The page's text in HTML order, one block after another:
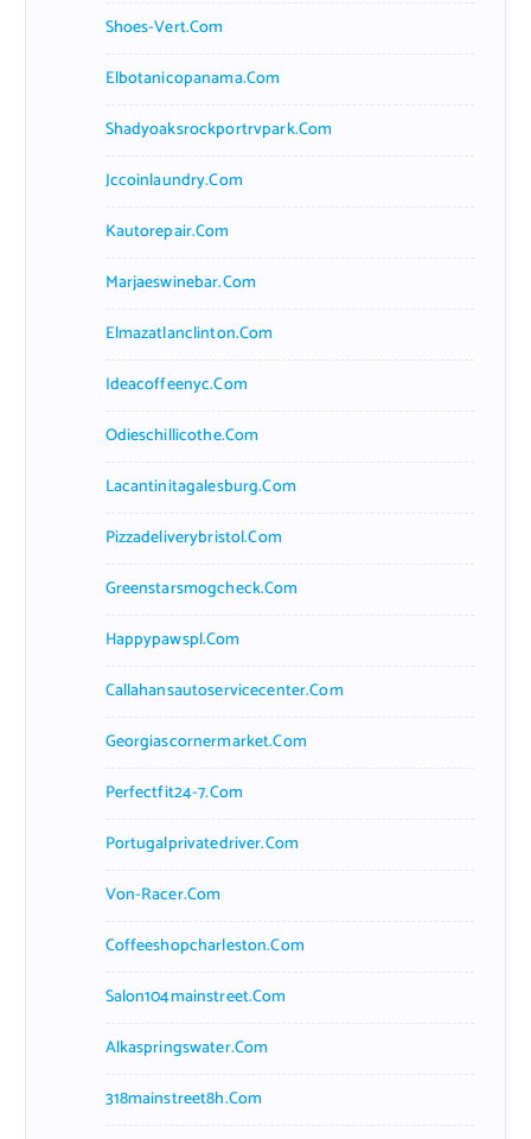
Shoes-Vert.com
Elbotanicopanama.com
Shadyoaksrockportrvpark.com
Jccoinlaundry.com
Kautorepair.com
Marjaeswinebar.com
Elmazatlanclinton.com
Ideacoffeenyc.com
Odieschillicothe.com
Lacantinitagalesburg.com
Pizzadeliverybristol.com
Greenstarsmogcheck.com
Happypawspl.com
Callahansautoservicecenter.com
Georgiascornermarket.com
Perfectfit24-7.com
Portugalprivatedriver.com
Von-Racer.com
Coffeeshopcharleston.com
Salon104mainstreet.com
Alkaspringswater.com
318mainstreet8h.com